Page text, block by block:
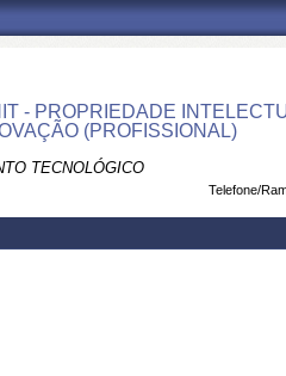
- PROPRIEDADE
(PROFISSIONAL)
TECNOLÓGICO
Telefone/